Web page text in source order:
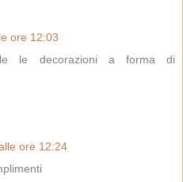
ore 12:03
le decorazioni a forma di
ore 12:24